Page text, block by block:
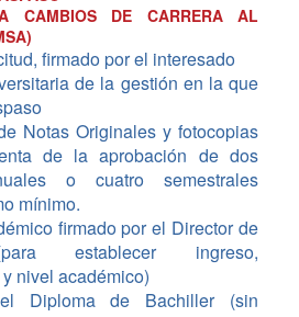
CAMBIOS DE CARRERA AL
firmado por el interesado
de la gestión en la que
Notas Originales y fotocopias
de la aprobación de dos
o cuatro semestrales
mínimo.
firmado por el Director de
establecer ingreso,
nivel académico)
Diploma de Bachiller (sin